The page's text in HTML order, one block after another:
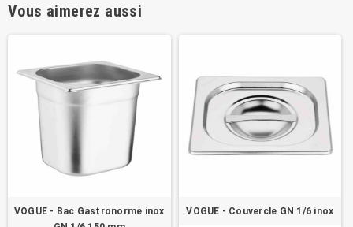
Vous aimerez aussi
VOGUE - Bac Gastronorme inox
VOGUE - Couvercle GN 1/6 inox